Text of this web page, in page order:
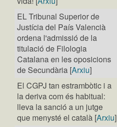
EL Tribunal Superior de
Justícia del País Valencià
ordena l'admissió de la
titulació de Filologia
Catalana en les oposicions
de Secundària [Arxiu]
El CGPJ tan estrambòtic i a
la deriva com és habitual:
lleva la sanció a un jutge
que menysté el català [Arxiu]